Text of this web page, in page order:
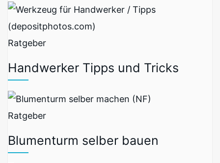
Ratgeber
Handwerker Tipps und Tricks
Ratgeber
Blumenturm selber bauen